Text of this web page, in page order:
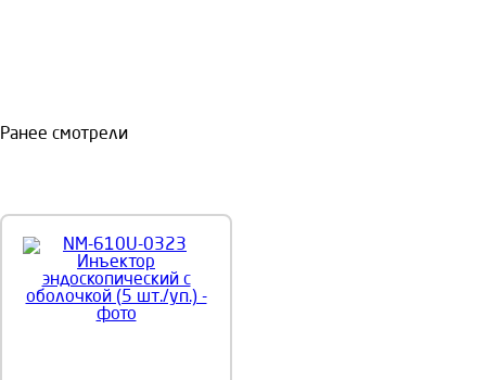
Ранее смотрели